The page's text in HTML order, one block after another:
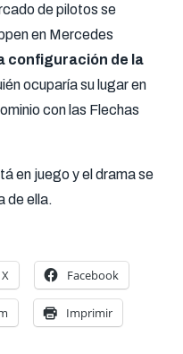
de pilotos se
en Mercedes
configuración de la
ocuparía su lugar en
con las Flechas
en juego y el drama se
de ella.
X Facebook
Imprimir